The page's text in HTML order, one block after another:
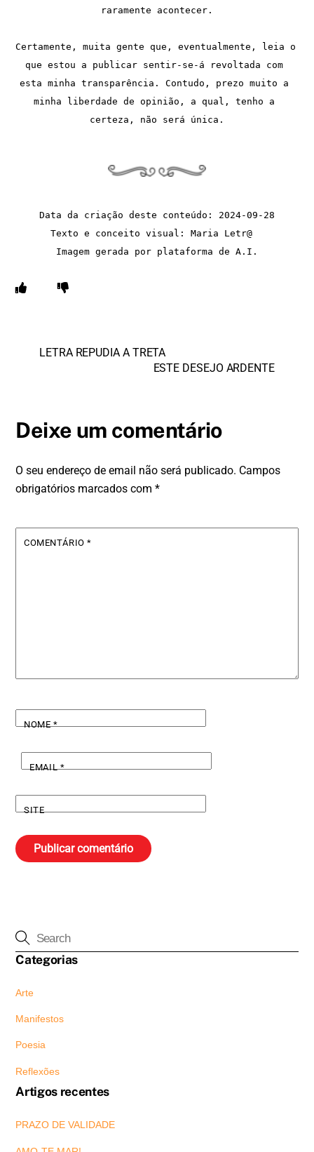
raramente acontecer.
Certamente, muita gente que, eventualmente, leia o
que estou a publicar sentir-se-á revoltada com
esta minha transparência. Contudo, prezo muito a
minha liberdade de opinião, a qual, tenho a
certeza, não será única.
Data da criação deste conteúdo: 2024-09-28
Texto e conceito visual: Maria Letr@
Imagem gerada por plataforma de A.I.
LETRA REPUDIA A TRETA
ESTE DESEJO ARDENTE
Deixe um comentário
O seu endereço de email não será publicado. Campos
obrigatórios marcados com*
COMENTÁRIO*
NOME*
EMAIL*
SITE
Categorias
Arte
Manifestos
Poesia
Reflexões
Artigos recentes
PRAZO DE VALIDADE